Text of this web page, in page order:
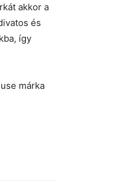
akkor a
és
így
márka